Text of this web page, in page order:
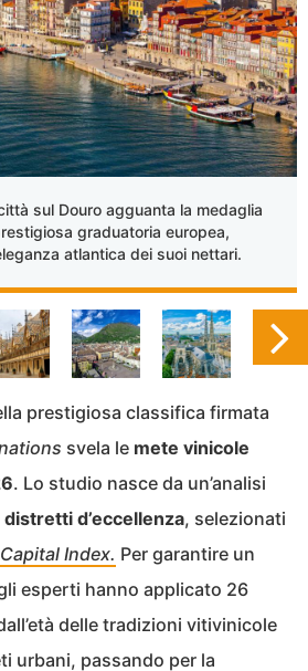
sul Douro agguanta la medaglia
graduatoria europea,
atlantica dei suoi nettari.
prestigiosa classifica firmata
svela le mete vinicole
. Lo studio nasce da un’analisi
distretti d’eccellenza, selezionati
Index. Per garantire un
esperti hanno applicato 26
delle tradizioni vitivinicole
urbani, passando per la